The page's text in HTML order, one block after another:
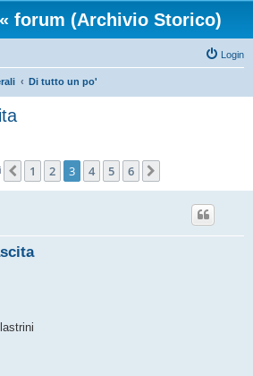
forum (Archivio Storico)
Login
Di tutto un po'
Precedente
1 2 3 4 5 6